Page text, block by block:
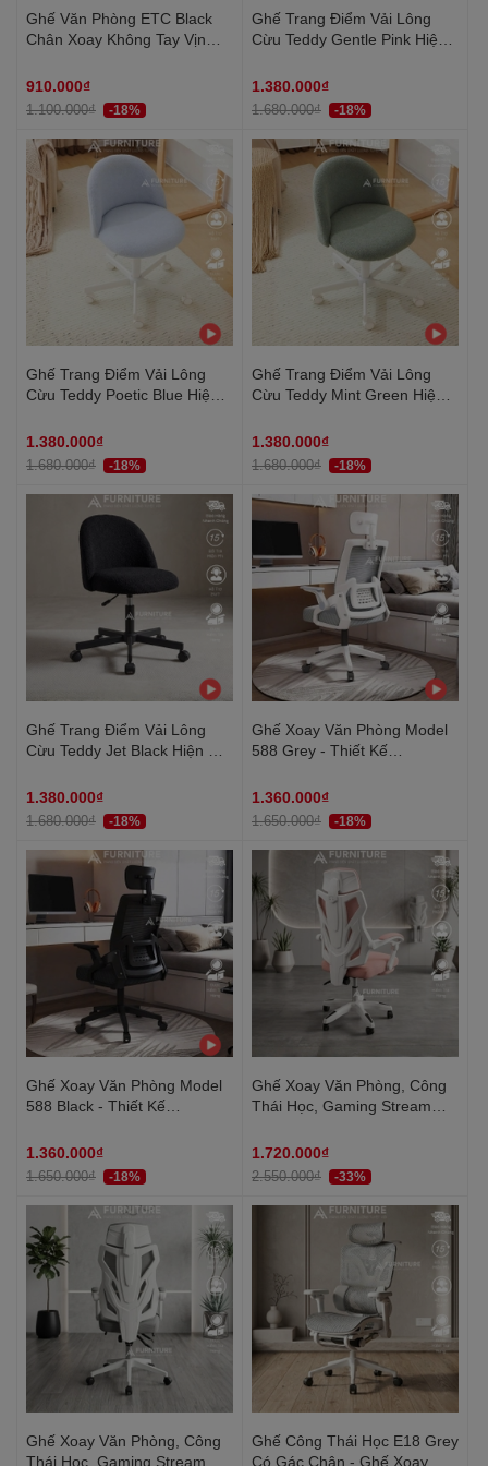
Ghế Văn Phòng ETC Black
Chân Xoay Không Tay Vịn
Khí – Thoải Mái Tối Đa, Hiệu
Suất Vượt Trội | ETC
910.000₫
1.100.000₫ -18%
Ghế Trang Điểm Vải Lông
Cừu Teddy Gentle Pink Hiện
Làm Việc Thiết Kế Không Tay
Vịn Dành Cho Nữ | TDY
1.380.000₫
1.680.000₫ -18%
Ghế Trang Điểm Vải Lông
Cừu Teddy Poetic Blue Hiện
Làm Việc Thiết Kế Không Tay
Vịn Dành Cho Nữ | TDY
1.380.000₫
1.680.000₫ -18%
Ghế Trang Điểm Vải Lông
Cừu Teddy Mint Green Hiện
Làm Việc Thiết Kế Không Tay
Vịn Dành Cho Nữ | TDY
1.380.000₫
1.680.000₫ -18%
Ghế Trang Điểm Vải Lông
Cừu Teddy Jet Black Hiện Đại
Việc Thiết Kế Không Tay Vịn
Dành Cho Nữ | TDY
1.380.000₫
1.680.000₫ -18%
Ghế Xoay Văn Phòng Model
588 Grey - Thiết Kế
Tựa Đầu Điều Chỉnh Phù Hợp
Làm Việc Và Học Tập
1.360.000₫
1.650.000₫ -18%
Ghế Xoay Văn Phòng Model
588 Black - Thiết Kế
Tựa Đầu Điều Chỉnh Phù Hợp
Làm Việc Và Học Tập
1.360.000₫
1.650.000₫ -18%
Ghế Xoay Văn Phòng, Công
Thái Học, Gaming Stream
Êm Ái, Thiết Kế Độc Đáo | Nội
Thất Anh Hoàng
1.720.000₫
2.550.000₫ -33%
Ghế Xoay Văn Phòng, Công
Thái Học, Gaming Stream
Ghế Công Thái Học E18 Grey
Có Gác Chân - Ghế Xoay